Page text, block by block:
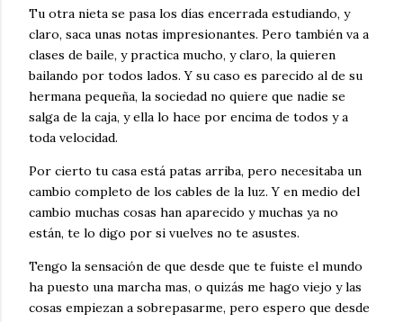
Tu otra nieta se pasa los días encerrada estudiando, y
claro, saca unas notas impresionantes. Pero también va a
clases de baile, y practica mucho, y claro, la quieren
bailando por todos lados. Y su caso es parecido al de su
hermana pequeña, la sociedad no quiere que nadie se
salga de la caja, y ella lo hace por encima de todos y a
toda velocidad.
Por cierto tu casa está patas arriba, pero necesitaba un
cambio completo de los cables de la luz. Y en medio del
cambio muchas cosas han aparecido y muchas ya no
están, te lo digo por si vuelves no te asustes.
Tengo la sensación de que desde que te fuiste el mundo
ha puesto una marcha mas, o quizás me hago viejo y las
cosas empiezan a sobrepasarme, pero espero que desde